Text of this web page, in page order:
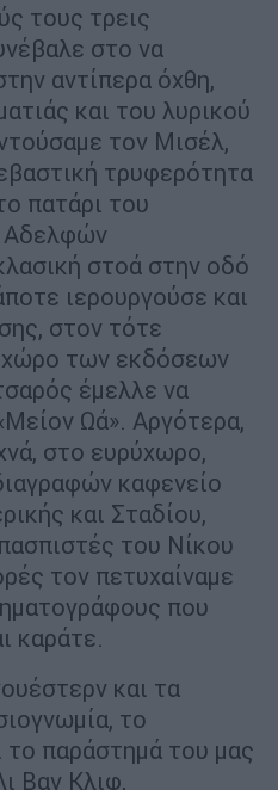
τους τρεις
στο να
αντίπερα όχθη,
και του λυρικού
τον Μισέλ,
τρυφερότητα
πατάρι του
Αδελφών
στοά στην οδό
ιερουργούσε και
στον τότε
των εκδόσεων
έµελλε να
Ωά». Αργότερα,
στο ευρύχωρο,
καφενείο
και Σταδίου,
του Νίκου
τον πετυχαίναµε
που
καράτε.
και τα
το
το παράστηµά του µας
Βαν Κλιφ,